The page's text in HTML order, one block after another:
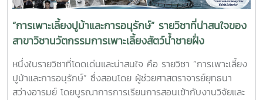
“การเพาะเลี้ยงปูม้าและการอนุรักษ์” รายวิชาที่น่าสนใจของ
สาขาวิชานวัตกรรมการเพาะเลี้ยงสัตว์น้ำชายฝั่ง
หนึ่งในรายวิชาที่โดดเด่นและน่าสนใจ คือ รายวิชา “การเพาะเลี้ยง
ปูม้าและการอนุรักษ์” ซึ่งสอนโดย ผู้ช่วยศาสตราจารย์ยุทธนา
สว่างอารมย์ โดยบูรณาการการเรียนการสอนเข้ากับงานวิจัยและ